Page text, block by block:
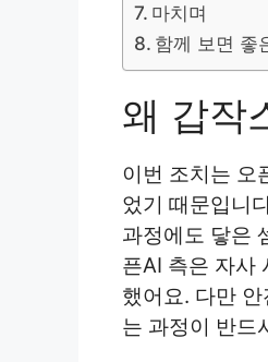
마치며
함께 보면 좋
왜 갑작
이번 조치는 오
었기 때문입니
과정에도 닿은
픈AI 측은 자사
했어요. 다만
는 과정이 반드